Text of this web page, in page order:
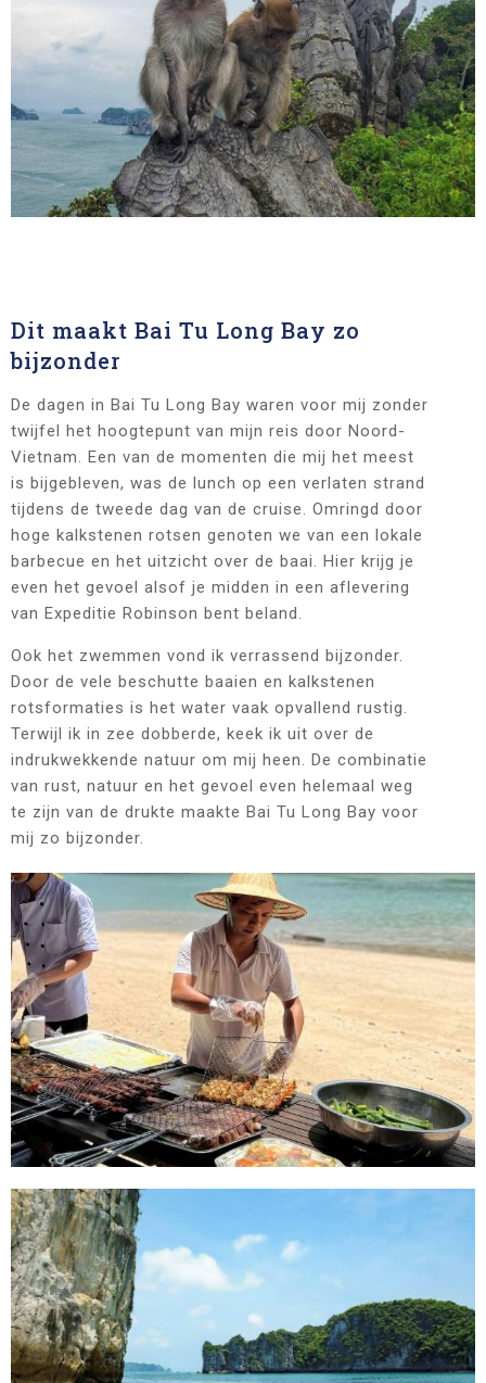
Dit maakt Bai Tu Long Bay zo
bijzonder
De dagen in Bai Tu Long Bay waren voor mij zonder
twijfel het hoogtepunt van mijn reis door Noord-
Vietnam. Een van de momenten die mij het meest
is bijgebleven, was de lunch op een verlaten strand
tijdens de tweede dag van de cruise. Omringd door
hoge kalkstenen rotsen genoten we van een lokale
barbecue en het uitzicht over de baai. Hier krijg je
even het gevoel alsof je midden in een aflevering
van Expeditie Robinson bent beland.
Ook het zwemmen vond ik verrassend bijzonder.
Door de vele beschutte baaien en kalkstenen
rotsformaties is het water vaak opvallend rustig.
Terwijl ik in zee dobberde, keek ik uit over de
indrukwekkende natuur om mij heen. De combinatie
van rust, natuur en het gevoel even helemaal weg
te zijn van de drukte maakte Bai Tu Long Bay voor
mij zo bijzonder.